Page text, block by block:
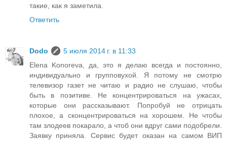
такие, как я заметила.
Ответить
Dodo
5 июля 2014 г. в 11:33
Elena Konoreva, да, это я делаю всегда и постоянно,
индивидуально и групповухой. Я потому не смотрю
телевизор газет не читаю и радио не слушаю, чтобы
быть в позитиве. Не концентрироваться на ужасах,
которые они рассказывают. Попробуй не отрицать
плохое, а сконцентрироваться на хорошем. Не чтобы
там злодеев покарало, а чтоб они вдруг сами подобрели.
Заявку приняла. Сервис будет оказан на самом ВИП